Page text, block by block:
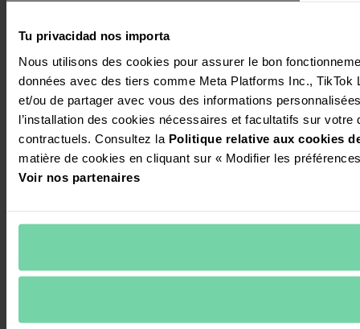
Tu privacidad nos importa
Nous utilisons des cookies pour assurer le bon
données avec des tiers comme Meta Platforms Inc., TikTok
et/ou de partager avec vous des informations
l’installation des cookies nécessaires et facultatifs sur
contractuels. Consultez la Politique relative aux cookies
matière de cookies en cliquant sur « Modifier les
Voir nos partenaires